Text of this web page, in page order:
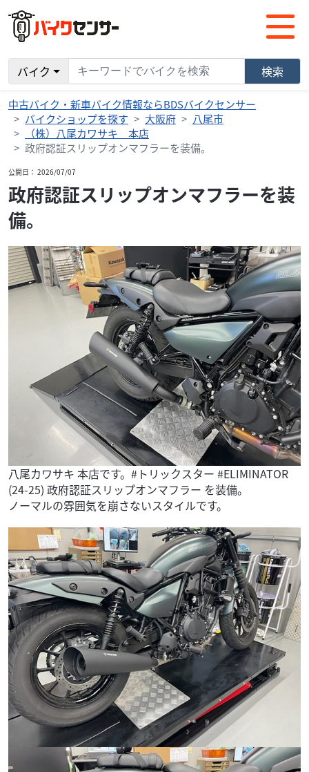
バイク 検索
中古バイク・新車バイク情報ならBDSバイクセンサー
バイクショップを探す
大阪府
八尾市
（株）八尾カワサキ 本店
政府認証スリップオンマフラーを装備。
公開日： 2026/07/07
政府認証スリップオンマフラーを装
備。
八尾カワサキ 本店です。#トリックスター #ELIMINATOR
(24-25) 政府認証スリップオンマフラー を装備。
ノーマルの雰囲気を崩さないスタイルです。